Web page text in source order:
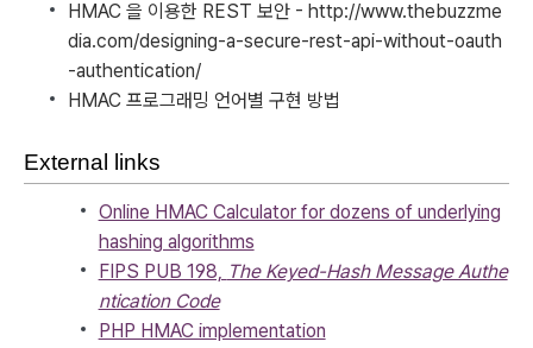
HMAC 을 이용한 REST 보안 - http://www.thebuzzme
dia.com/designing-a-secure-rest-api-without-oauth
-authentication/
HMAC 프로그래밍 언어별 구현 방법
External links
Online HMAC Calculator for dozens of underlying
hashing algorithms
FIPS PUB 198, The Keyed-Hash Message Authe
ntication Code
PHP HMAC implementation